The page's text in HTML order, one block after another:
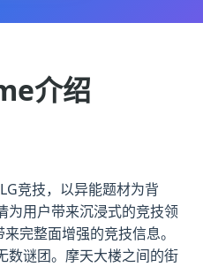
介绍
竞技，以异能题材为背
为用户带来沉浸式的竞技领
完整面增强的竞技信息。
数谜团。摩天大楼之间的街